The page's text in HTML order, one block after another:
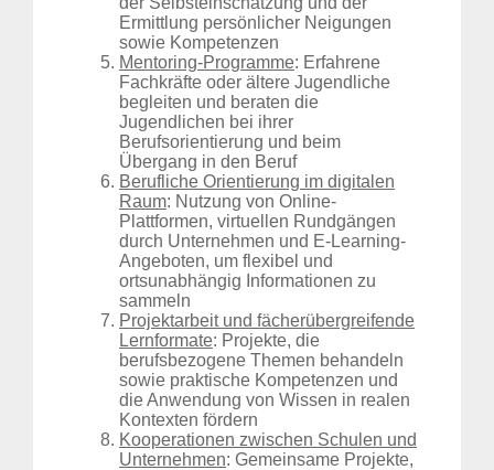
Ermittlung persönlicher Neigungen
sowie Kompetenzen
Mentoring-Programme: Erfahrene
Fachkräfte oder ältere Jugendliche
begleiten und beraten die
Jugendlichen bei ihrer
Berufsorientierung und beim
Übergang in den Beruf
Berufliche Orientierung im digitalen
Raum: Nutzung von Online-
Plattformen, virtuellen Rundgängen
durch Unternehmen und E-Learning-
Angeboten, um flexibel und
ortsunabhängig Informationen zu
sammeln
Projektarbeit und fächerübergreifende
Lernformate: Projekte, die
berufsbezogene Themen behandeln
sowie praktische Kompetenzen und
die Anwendung von Wissen in realen
Kontexten fördern
Kooperationen zwischen Schulen und
Unternehmen: Gemeinsame Projekte,